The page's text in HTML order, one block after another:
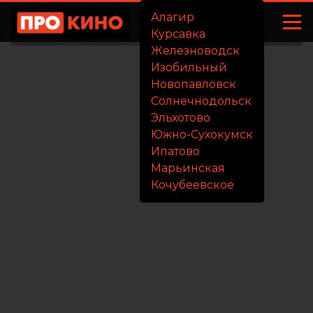
Алагир
Курсавка
Железноводск
Изобильный
Новопавловск
Солнечнодольск
Эльхотово
Южно-Сухокумск
Ипатово
Марьинская
Кочубеевское